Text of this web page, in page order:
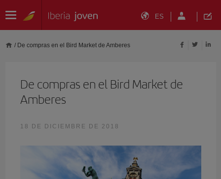
ES
/ De compras en el Bird Market de Amberes
De compras en el Bird Market de
Amberes
18 DE DICIEMBRE DE 2018